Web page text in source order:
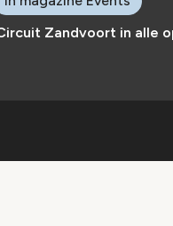
Zandvoort in alle